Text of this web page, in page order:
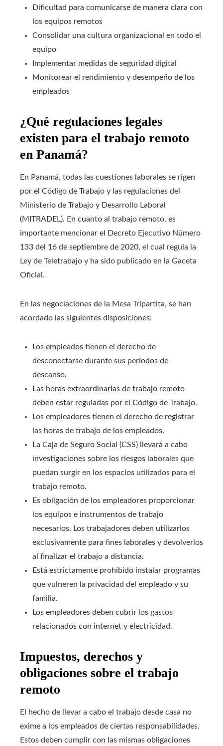
Dificultad para comunicarse de manera clara con
los equipos remotos
Consolidar una cultura organizacional en todo el
equipo
Implementar medidas de seguridad digital
Monitorear el rendimiento y desempeño de los
empleados
¿Qué regulaciones legales
existen para el trabajo remoto
en Panamá?
En Panamá, todas las cuestiones laborales se rigen
por el Código de Trabajo y las regulaciones del
Ministerio de Trabajo y Desarrollo Laboral
(MITRADEL). En cuanto al trabajo remoto, es
importante mencionar el Decreto Ejecutivo Número
133 del 16 de septiembre de 2020, el cual regula la
Ley de Teletrabajo y ha sido publicado en la Gaceta
Oficial.
En las negociaciones de la Mesa Tripartita, se han
acordado las siguientes disposiciones:
Los empleados tienen el derecho de
desconectarse durante sus períodos de
descanso.
Las horas extraordinarias de trabajo remoto
deben estar reguladas por el Código de Trabajo.
Los empleadores tienen el derecho de registrar
las horas de trabajo de los empleados.
La Caja de Seguro Social (CSS) llevará a cabo
investigaciones sobre los riesgos laborales que
puedan surgir en los espacios utilizados para el
trabajo remoto.
Es obligación de los empleadores proporcionar
los equipos e instrumentos de trabajo
necesarios. Los trabajadores deben utilizarlos
exclusivamente para fines laborales y devolverlos
al finalizar el trabajo a distancia.
Está estrictamente prohibido instalar programas
que vulneren la privacidad del empleado y su
familia.
Los empleadores deben cubrir los gastos
relacionados con internet y electricidad.
Impuestos, derechos y
obligaciones sobre el trabajo
remoto
El hecho de llevar a cabo el trabajo desde casa no
exime a los empleados de ciertas responsabilidades.
Estos deben cumplir con las mismas obligaciones